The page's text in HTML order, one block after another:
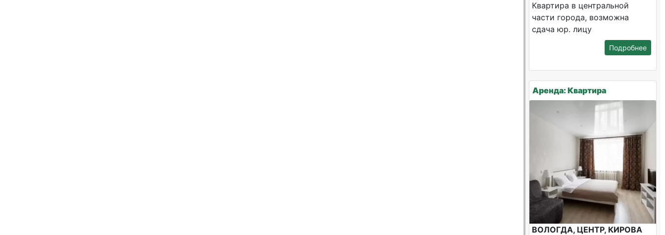
Квартира в центральной
части города, возможна
сдача юр. лицу
Подробнее
Аренда: Квартира
ВОЛОГДА, ЦЕНТР, КИРОВА